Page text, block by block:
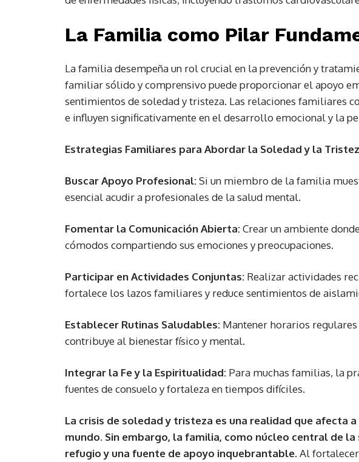
La Familia como Pilar
La familia desempeña un rol crucial en la prevención y
familiar sólido y comprensivo puede proporcionar el apoyo
sentimientos de soledad y tristeza. Las relaciones familiares
e influyen significativamente en el desarrollo emocional y la
Estrategias Familiares para Abordar la Soledad y la
Buscar Apoyo Profesional:Si un miembro de la familia
esencial acudir a profesionales de la salud mental.
Fomentar la Comunicación Abierta:Crear un ambiente
cómodos compartiendo sus emociones y preocupaciones.​
Participar en Actividades Conjuntas: Realizar actividades
fortalece los lazos familiares y reduce sentimientos de
Establecer Rutinas Saludables: Mantener horarios
contribuye al bienestar físico y mental.​
Integrar la Fe y la Espiritualidad: Para muchas familias, la
fuentes de consuelo y fortaleza en tiempos difíciles.
La crisis de soledad y tristeza es una realidad que afecta
mundo. Sin embargo, la familia, como núcleo central de
refugio y una fuente de apoyo inquebrantable. Al